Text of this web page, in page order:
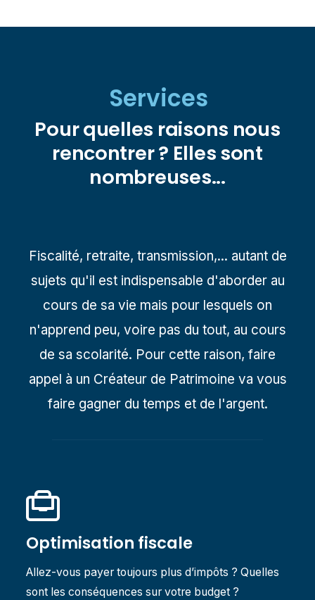
Services
Pour quelles raisons nous
rencontrer ? Elles sont
nombreuses...
Fiscalité, retraite, transmission,... autant de
sujets qu'il est indispensable d'aborder au
cours de sa vie mais pour lesquels on
n'apprend peu, voire pas du tout, au cours
de sa scolarité. Pour cette raison, faire
appel à un Créateur de Patrimoine va vous
faire gagner du temps et de l'argent.
Optimisation fiscale
Allez-vous payer toujours plus d’impôts ? Quelles
sont les conséquences sur votre budget ?